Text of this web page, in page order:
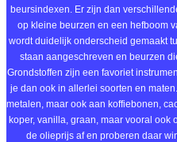
beursindexen. Er zijn dan
op kleine beurzen en een hefboom
wordt duidelijk onderscheid gemaakt
staan aangeschreven en beurzen die nog
Grondstoffen zijn een favoriet
je dan ook in allerlei soorten en
metalen, maar ook aan koffiebonen,
koper, vanilla, graan, maar vooral ook
de olieprijs af en proberen daar